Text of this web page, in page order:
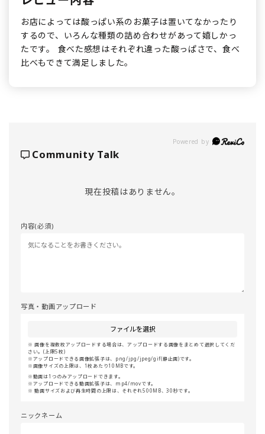
お店によっては酸っぱい系のお菓子は置いてなかったり
するので、いろんな種類の詰め合わせがあって嬉しかっ
たです。 食べた感想はそれぞれ違った酸っぱさで、食べ
比べもできて満足しました。
Powered by
Community Talk
現在投稿はありません。
内容(必須)
写真・動画アップロード
ファイルを選択
画像を複数枚アップロードする場合は、アップロードする画像をまとめて選択してくだ
さい。(上限5枚)
アップロードできる画像拡張子は、png/jpg/jpeg/gif(静止画)です。
画像サイズの上限は、1枚あたり10MBです。
動画は1つのみアップロードできます。
アップロードできる動画拡張子は、mp4/movです。
動画サイズおよび再生時間の上限は、それぞれ500MB、30秒です。
ニックネーム